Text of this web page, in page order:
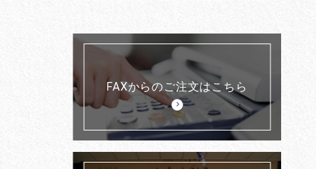
FAXからのご注文はこちら